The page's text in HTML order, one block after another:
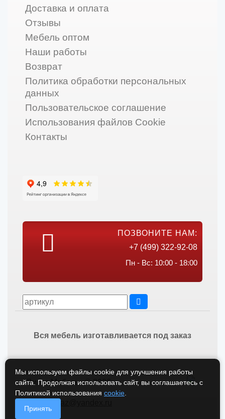
Доставка и оплата
Отзывы
Мебель оптом
Наши работы
Возврат
Политика обработки персональных
данных
Пользовательское соглашение
Использования файлов Cookie
Контакты
ПОЗВОНИТЕ НАМ:
+7 (499) 322-92-08
Пн - Вс: 10:00 - 18:00
Вся мебель изготавливается под заказ
Викос Мебель © 2026
Мы используем файлы cookie для улучшения работы
сайта. Продолжая использовать сайт, вы соглашаетесь с
Политикой использования cookie
Принять